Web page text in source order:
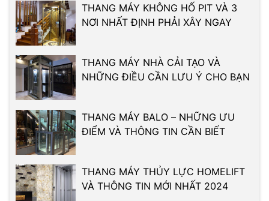
THANG MÁY KHÔNG HỐ PIT VÀ 3
NƠI NHẤT ĐỊNH PHẢI XÂY NGAY
THANG MÁY NHÀ CẢI TẠO VÀ
NHỮNG ĐIỀU CẦN LƯU Ý CHO BẠN
THANG MÁY BALO – NHỮNG ƯU
ĐIỂM VÀ THÔNG TIN CẦN BIẾT
THANG MÁY THỦY LỰC HOMELIFT
VÀ THÔNG TIN MỚI NHẤT 2024